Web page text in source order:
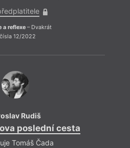
a reflexe– Dvakrát
12/2022
Rudiš
poslední cesta
Tomáš Čada